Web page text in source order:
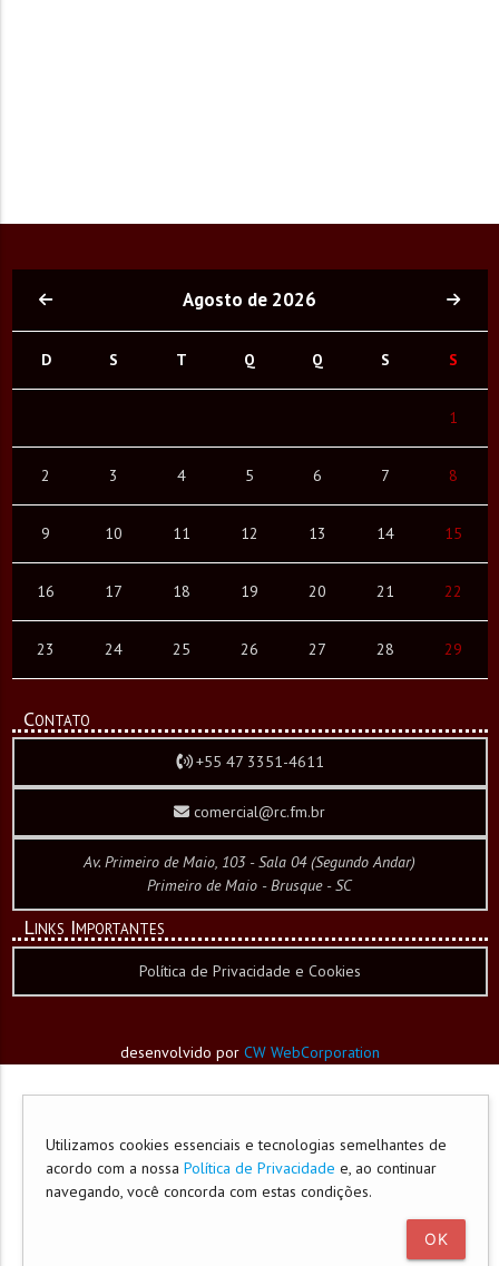
Agosto de 2026
D S T Q Q S S
1
2 3 4 5 6 7 8
9 10 11 12 13 14 15
16 17 18 19 20 21 22
23 24 25 26 27 28 29
Contato
+55 47 3351-4611
comercial@rc.fm.br
Av. Primeiro de Maio, 103 - Sala 04 (Segundo Andar)
Primeiro de Maio - Brusque - SC
Links Importantes
Política de Privacidade e Cookies
desenvolvido por CW WebCorporation
Utilizamos cookies essenciais e tecnologias semelhantes de
acordo com a nossa Política de Privacidade e, ao continuar
navegando, você concorda com estas condições.
OK